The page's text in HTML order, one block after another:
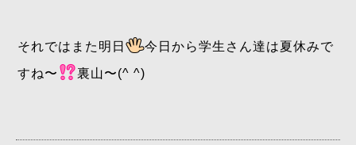
それではまた明日
今日から学生さん達は夏休みで
すね〜
裏山〜(^ ^)